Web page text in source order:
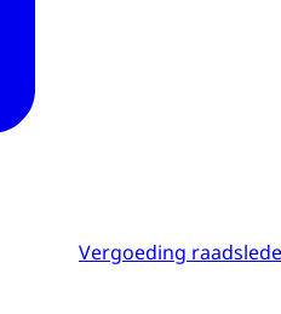
Vergoeding